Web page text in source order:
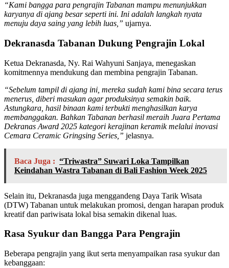
“Kami bangga para pengrajin Tabanan mampu menunjukkan
karyanya di ajang besar seperti ini. Ini adalah langkah nyata
menuju daya saing yang lebih luas,” ujarnya.
Dekranasda Tabanan Dukung Pengrajin Lokal
Ketua Dekranasda, Ny. Rai Wahyuni Sanjaya, menegaskan
komitmennya mendukung dan membina pengrajin Tabanan.
“Sebelum tampil di ajang ini, mereka sudah kami bina secara terus
menerus, diberi masukan agar produksinya semakin baik.
Astungkara, hasil binaan kami terbukti menghasilkan karya
membanggakan. Bahkan Tabanan berhasil meraih Juara Pertama
Dekranas Award 2025 kategori kerajinan keramik melalui inovasi
Cemara Ceramic Gringsing Series,” jelasnya.
Baca Juga : “Triwastra” Suwari Loka Tampilkan
Keindahan Wastra Tabanan di Bali Fashion Week 2025
Selain itu, Dekranasda juga menggandeng Daya Tarik Wisata
(DTW) Tabanan untuk melakukan promosi, dengan harapan produk
kreatif dan pariwisata lokal bisa semakin dikenal luas.
Rasa Syukur dan Bangga Para Pengrajin
Beberapa pengrajin yang ikut serta menyampaikan rasa syukur dan
kebanggaan: